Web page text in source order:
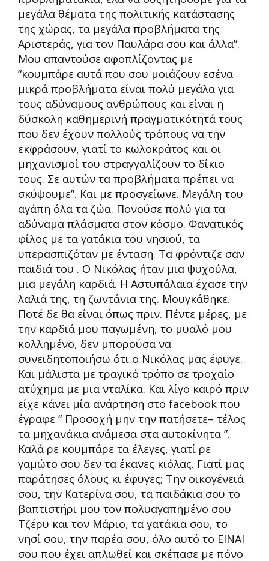
μεγάλα θέματα της πολιτικής κατάστασης
της χώρας, τα μεγάλα προβλήματα της
Αριστεράς, για τον Παυλάρα σου και άλλα”.
Μου απαντούσε αφοπλίζοντας με
“κουμπάρε αυτά που σου μοιάζουν εσένα
μικρά προβλήματα είναι πολύ μεγάλα για
τους αδύναμους ανθρώπους και είναι η
δύσκολη καθημερινή πραγματικότητά τους
που δεν έχουν πολλούς τρόπους να την
εκφράσουν, γιατί το κωλοκράτος και οι
μηχανισμοί του στραγγαλίζουν το δίκιο
τους. Σε αυτών τα προβλήματα πρέπει να
σκύψουμε”. Και με προσγείωνε. Μεγάλη του
αγάπη όλα τα ζώα. Πονούσε πολύ για τα
αδύναμα πλάσματα στον κόσμο. Φανατικός
φίλος με τα γατάκια του νησιού, τα
υπερασπιζόταν με ένταση. Τα φρόντιζε σαν
παιδιά του . Ο Νικόλας ήταν μια ψυχούλα,
μια μεγάλη καρδιά. Η Αστυπάλαια έχασε την
λαλιά της, τη ζωντάνια της. Μουγκάθηκε.
Ποτέ δε θα είναι όπως πριν. Πέντε μέρες, με
την καρδιά μου παγωμένη, το μυαλό μου
κολλημένο, δεν μπορούσα να
συνειδητοποιήσω ότι ο Νικόλας μας έφυγε.
Και μάλιστα με τραγικό τρόπο σε τροχαίο
ατύχημα με μια νταλίκα. Και λίγο καιρό πριν
είχε κάνει μία ανάρτηση στο facebook που
έγραφε “ Προσοχή μην την πατήσετε– τέλος
τα μηχανάκια ανάμεσα στα αυτοκίνητα ”.
Καλά ρε κουμπάρε τα έλεγες, γιατί ρε
γαμώτο σου δεν τα έκανες κιόλας. Γιατί μας
παράτησες όλους κι έφυγες; Την οικογένειά
σου, την Κατερίνα σου, τα παιδάκια σου το
βαπτιστήρι μου τον πολυαγαπημένο σου
Τζέρυ και τον Μάριο, τα γατάκια σου, το
νησί σου, την παρέα σου, όλο αυτό το ΕΙΝΑΙ
σου που έχει απλωθεί και σκέπασε με πόνο